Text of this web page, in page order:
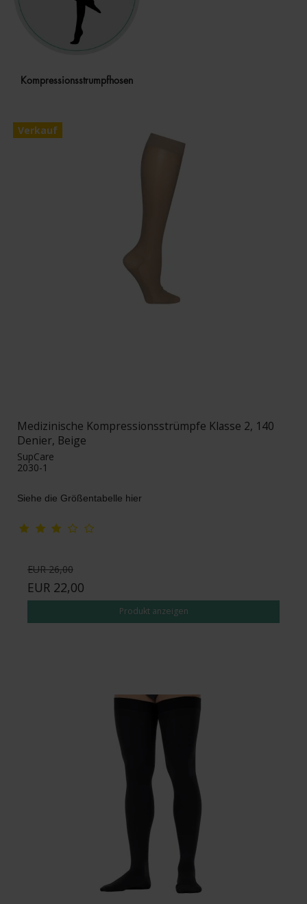
Kompressionsstrumpfhosen
Verkauf
Medizinische Kompressionsstrümpfe Klasse 2, 140
Denier, Beige
SupCare
2030-1
Siehe die Größentabelle hier
EUR 26,00
EUR 22,00
Produkt anzeigen